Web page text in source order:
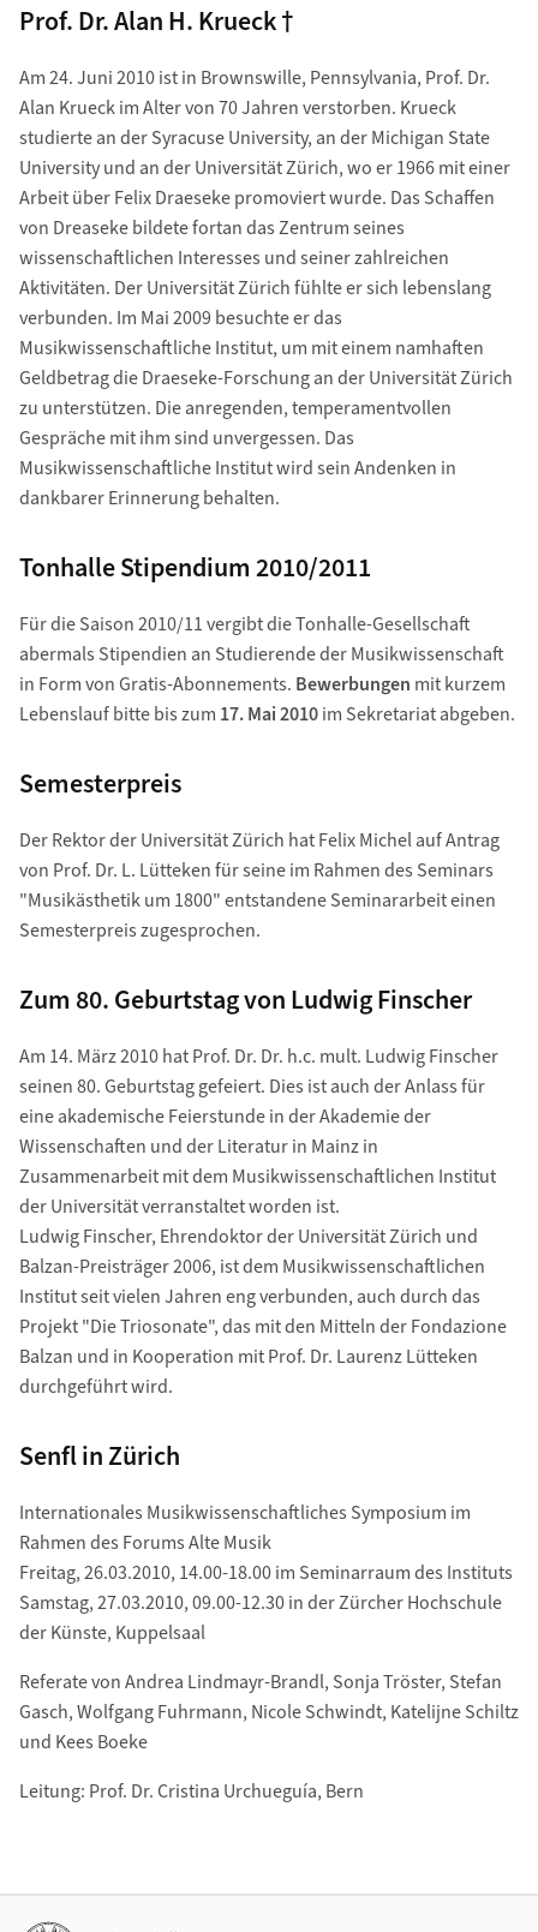
Prof. Dr. Alan H. Krueck †
Am 24. Juni 2010 ist in Brownswille, Pennsylvania, Prof. Dr.
Alan Krueck im Alter von 70 Jahren verstorben. Krueck
studierte an der Syracuse University, an der Michigan State
University und an der Universität Zürich, wo er 1966 mit einer
Arbeit über Felix Draeseke promoviert wurde. Das Schaffen
von Dreaseke bildete fortan das Zentrum seines
wissenschaftlichen Interesses und seiner zahlreichen
Aktivitäten. Der Universität Zürich fühlte er sich lebenslang
verbunden. Im Mai 2009 besuchte er das
Musikwissenschaftliche Institut, um mit einem namhaften
Geldbetrag die Draeseke-Forschung an der Universität Zürich
zu unterstützen. Die anregenden, temperamentvollen
Gespräche mit ihm sind unvergessen. Das
Musikwissenschaftliche Institut wird sein Andenken in
dankbarer Erinnerung behalten.
Tonhalle Stipendium 2010/2011
Für die Saison 2010/11 vergibt die Tonhalle-Gesellschaft
abermals Stipendien an Studierende der Musikwissenschaft
in Form von Gratis-Abonnements. Bewerbungen mit kurzem
Lebenslauf bitte bis zum 17. Mai 2010im Sekretariat abgeben.
Semesterpreis
Der Rektor der Universität Zürich hat Felix Michel auf Antrag
von Prof. Dr. L. Lütteken für seine im Rahmen des Seminars
"Musikästhetik um 1800" entstandene Seminararbeit einen
Semesterpreis zugesprochen.
Zum 80. Geburtstag von Ludwig Finscher
Am 14. März 2010 hat Prof. Dr. Dr. h.c. mult. Ludwig Finscher
seinen 80. Geburtstag gefeiert. Dies ist auch der Anlass für
eine akademische Feierstunde in der Akademie der
Wissenschaften und der Literatur in Mainz in
Zusammenarbeit mit dem Musikwissenschaftlichen Institut
der Universität verranstaltet worden ist.
Ludwig Finscher, Ehrendoktor der Universität Zürich und
Balzan-Preisträger 2006, ist dem Musikwissenschaftlichen
Institut seit vielen Jahren eng verbunden, auch durch das
Projekt "Die Triosonate", das mit den Mitteln der Fondazione
Balzan und in Kooperation mit Prof. Dr. Laurenz Lütteken
durchgeführt wird.
Senfl in Zürich
Internationales Musikwissenschaftliches Symposium im
Rahmen des Forums Alte Musik
Freitag, 26.03.2010, 14.00-18.00 im Seminarraum des Instituts
Samstag, 27.03.2010, 09.00-12.30 in der Zürcher Hochschule
der Künste, Kuppelsaal
Referate von Andrea Lindmayr-Brandl, Sonja Tröster, Stefan
Gasch, Wolfgang Fuhrmann, Nicole Schwindt, Katelijne Schiltz
und Kees Boeke
Leitung: Prof. Dr. Cristina Urchueguía, Bern